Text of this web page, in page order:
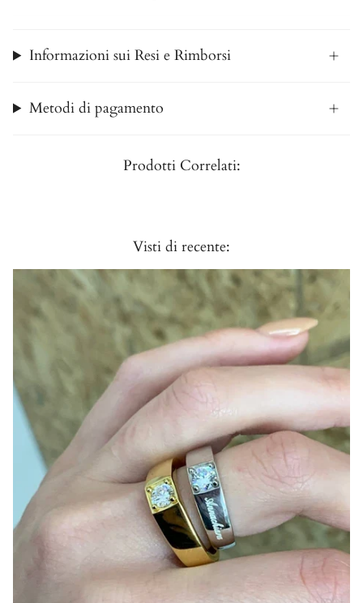
Informazioni sui Resi e Rimborsi
Metodi di pagamento
Prodotti Correlati:
Visti di recente: